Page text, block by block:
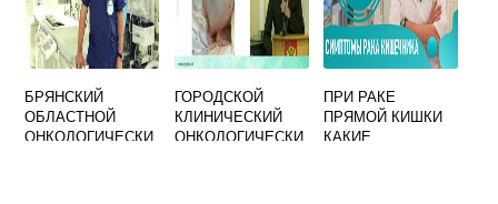
БРЯНСКИЙ
ОБЛАСТНОЙ
ОНКОЛОГИЧЕСКИ
ГОРОДСКОЙ
КЛИНИЧЕСКИЙ
ОНКОЛОГИЧЕСКИ
ПРИ РАКЕ
ПРЯМОЙ КИШКИ
КАКИЕ